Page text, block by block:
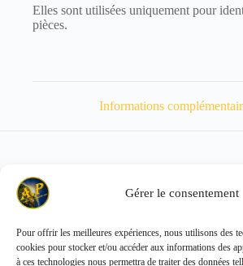
Gérer le consentement
Pour offrir les meilleures expériences, nous utilisons des
cookies pour stocker et/ou accéder aux informations des
à ces technologies nous permettra de traiter des données
Elles sont utilisées uniquement pour
pièces.
Informations
Poids 14 kg
Copyright © 2026 - ALL PARTS